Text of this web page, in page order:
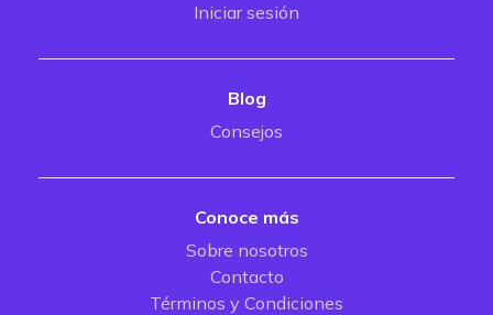
Iniciar sesión
Blog
Consejos
Conoce más
Sobre nosotros
Contacto
Términos y Condiciones